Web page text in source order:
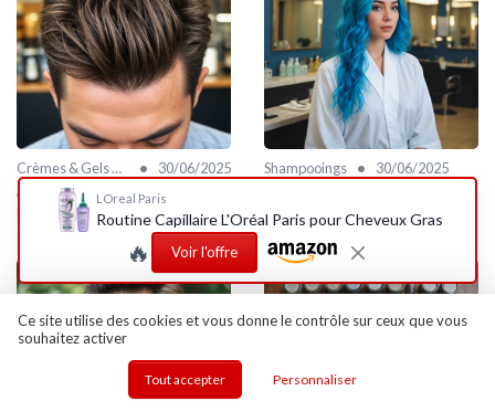
Crèmes & Gels Coiffants • 30/06/2025
Optimiser la texture des cheveux
masculins avec de la poudre
Shampooings • 30/06/2025
pour vos cheveux
LOreal Paris
Routine Capillaire L'Oréal Paris pour Cheveux Gras
🔥 Voir l'offre
Ce site utilise des cookies et vous donne le contrôle sur ceux que vous
souhaitez activer
Tout accepter Personnaliser